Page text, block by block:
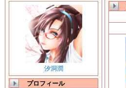
汐洞潤
プロフィール